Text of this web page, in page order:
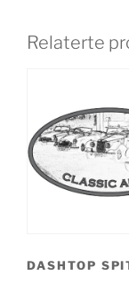
Relaterte
DASHTOP